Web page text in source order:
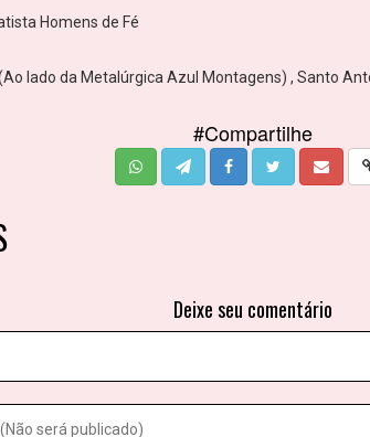
Homens de Fé
lado da Metalúrgica Azul Montagens) , Santo
#Compartilhe
Deixe seu comentário